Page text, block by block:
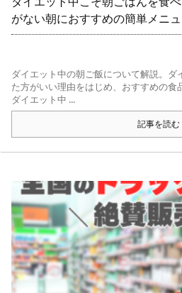
がない朝におすすめの簡単メニ
ダイエット中の朝ご飯について解説。
た方がいい理由をはじめ、おすすめの食
ダイエット中 ...
記事を読む